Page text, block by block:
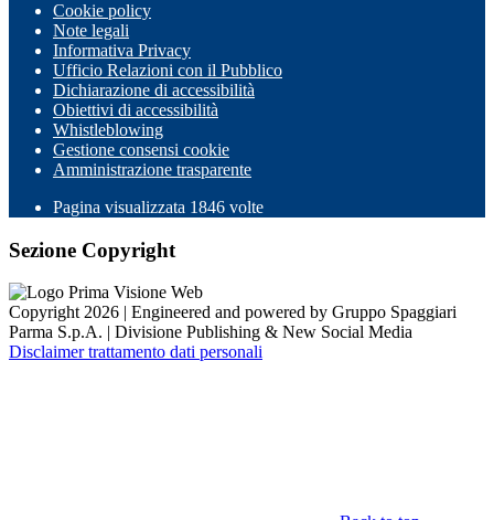
Cookie policy
Note legali
Informativa Privacy
Ufficio Relazioni con il Pubblico
Dichiarazione di accessibilità
Obiettivi di accessibilità
Whistleblowing
Gestione consensi cookie
Amministrazione trasparente
Pagina visualizzata 1846 volte
Sezione Copyright
Copyright 2026 | Engineered and powered by Gruppo Spaggiari
Parma S.p.A. | Divisione Publishing & New Social Media
Disclaimer trattamento dati personali